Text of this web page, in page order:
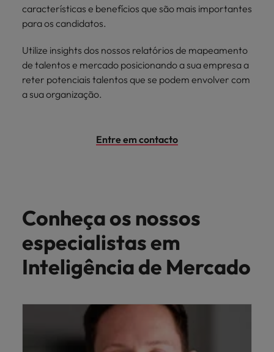
características e benefícios que são mais importantes
para os candidatos.
Utilize insights dos nossos relatórios de mapeamento
de talentos e mercado posicionando a sua empresa a
reter potenciais talentos que se podem envolver com
a sua organização.
Entre em contacto
Conheça os nossos
especialistas em
Inteligência de Mercado